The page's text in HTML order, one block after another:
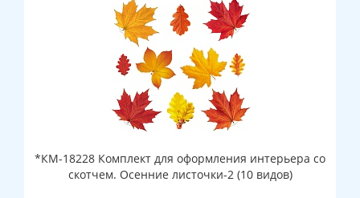
*КМ-18228 Комплект для оформления интерьера со
скотчем. Осенние листочки-2 (10 видов)